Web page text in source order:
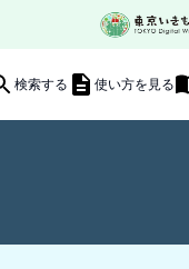
検索する 使い方を見る